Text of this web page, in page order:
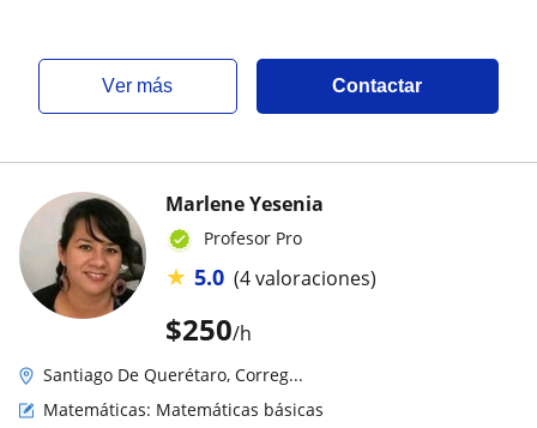
ver más Contactar
$250/h
Marlene Yesenia
Profesor Pro
★ 5.0 (4 valoraciones)
Santiago De Querétaro, Correg...
Matemáticas: Matemáticas básicas